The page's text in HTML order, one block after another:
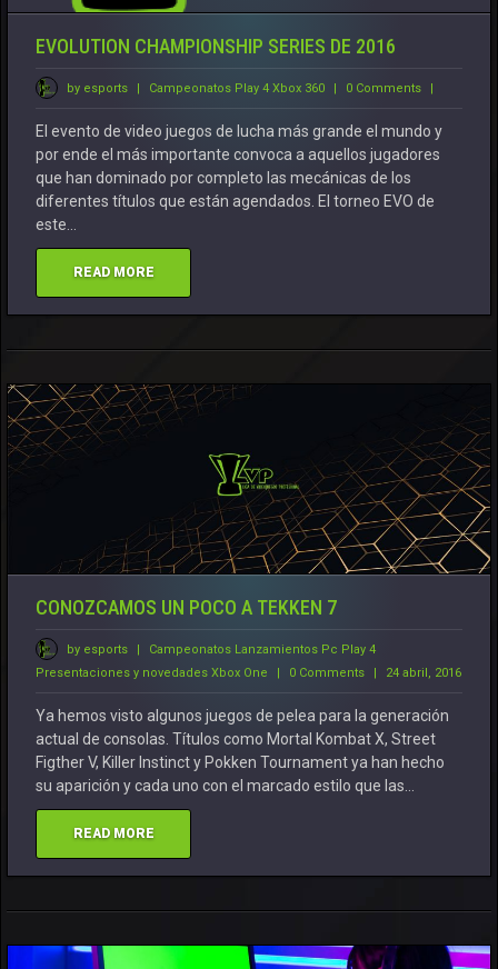
EVOLUTION CHAMPIONSHIP SERIES DE 2016
by esports Campeonatos Play 4 Xbox 360 0 Comments
El evento de video juegos de lucha más grande el mundo y
por ende el más importante convoca a aquellos jugadores
que han dominado por completo las mecánicas de los
diferentes títulos que están agendados. El torneo EVO de
este…
READ MORE
CONOZCAMOS UN POCO A TEKKEN 7
by esports Campeonatos Lanzamientos Pc Play 4
Presentaciones y novedades Xbox One 0 Comments 24 abril, 2016
Ya hemos visto algunos juegos de pelea para la generación
actual de consolas. Títulos como Mortal Kombat X, Street
Figther V, Killer Instinct y Pokken Tournament ya han hecho
su aparición y cada uno con el marcado estilo que las…
READ MORE